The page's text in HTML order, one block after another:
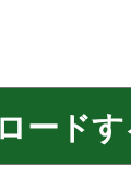
ードす